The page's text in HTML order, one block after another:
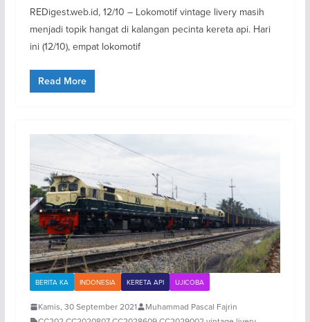
REDigest.web.id, 12/10 – Lokomotif vintage livery masih
menjadi topik hangat di kalangan pecinta kereta api. Hari
ini (12/10), empat lokomotif
Read More
BERITA KA INDONESIA KERETA API UJICOBA
Kamis, 30 September 2021
Muhammad Pascal Fajrin